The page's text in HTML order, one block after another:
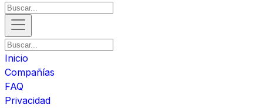
Inicio
Compañías
FAQ
Privacidad